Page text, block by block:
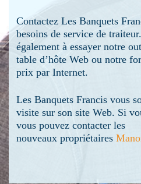
Contactez Les Banquets
besoins de service de
également à essayer notre
table d’hôte Web ou notre
prix par Internet.
Les Banquets Francis vous
visite sur son site Web. Si
vous pouvez contacter les
nouveaux propriétaires